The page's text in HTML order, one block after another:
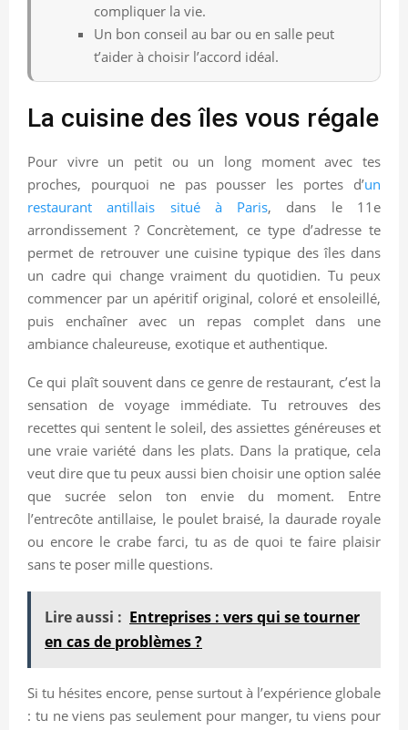
compliquer la vie.
Un bon conseil au bar ou en salle peut
t’aider à choisir l’accord idéal.
La cuisine des îles vous régale
Pour vivre un petit ou un long moment avec tes
proches, pourquoi ne pas pousser les portes d’un
restaurant antillais situé à Paris, dans le 11e
arrondissement ? Concrètement, ce type d’adresse te
permet de retrouver une cuisine typique des îles dans
un cadre qui change vraiment du quotidien. Tu peux
commencer par un apéritif original, coloré et ensoleillé,
puis enchaîner avec un repas complet dans une
ambiance chaleureuse, exotique et authentique.
Ce qui plaît souvent dans ce genre de restaurant, c’est la
sensation de voyage immédiate. Tu retrouves des
recettes qui sentent le soleil, des assiettes généreuses et
une vraie variété dans les plats. Dans la pratique, cela
veut dire que tu peux aussi bien choisir une option salée
que sucrée selon ton envie du moment. Entre
l’entrecôte antillaise, le poulet braisé, la daurade royale
ou encore le crabe farci, tu as de quoi te faire plaisir
sans te poser mille questions.
Lire aussi : Entreprises : vers qui se tourner
en cas de problèmes ?
Si tu hésites encore, pense surtout à l’expérience globale
: tu ne viens pas seulement pour manger, tu viens pour